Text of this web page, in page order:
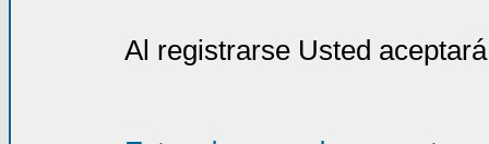
Al registrarse Usted